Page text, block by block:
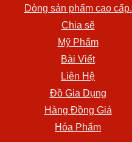
Dòng sản phẩm cao cấp.
Chia sẽ
Mỹ Phẩm
Bài Viết
Liên Hệ
Đồ Gia Dụng
Hàng Đồng Giá
Hóa Phẩm